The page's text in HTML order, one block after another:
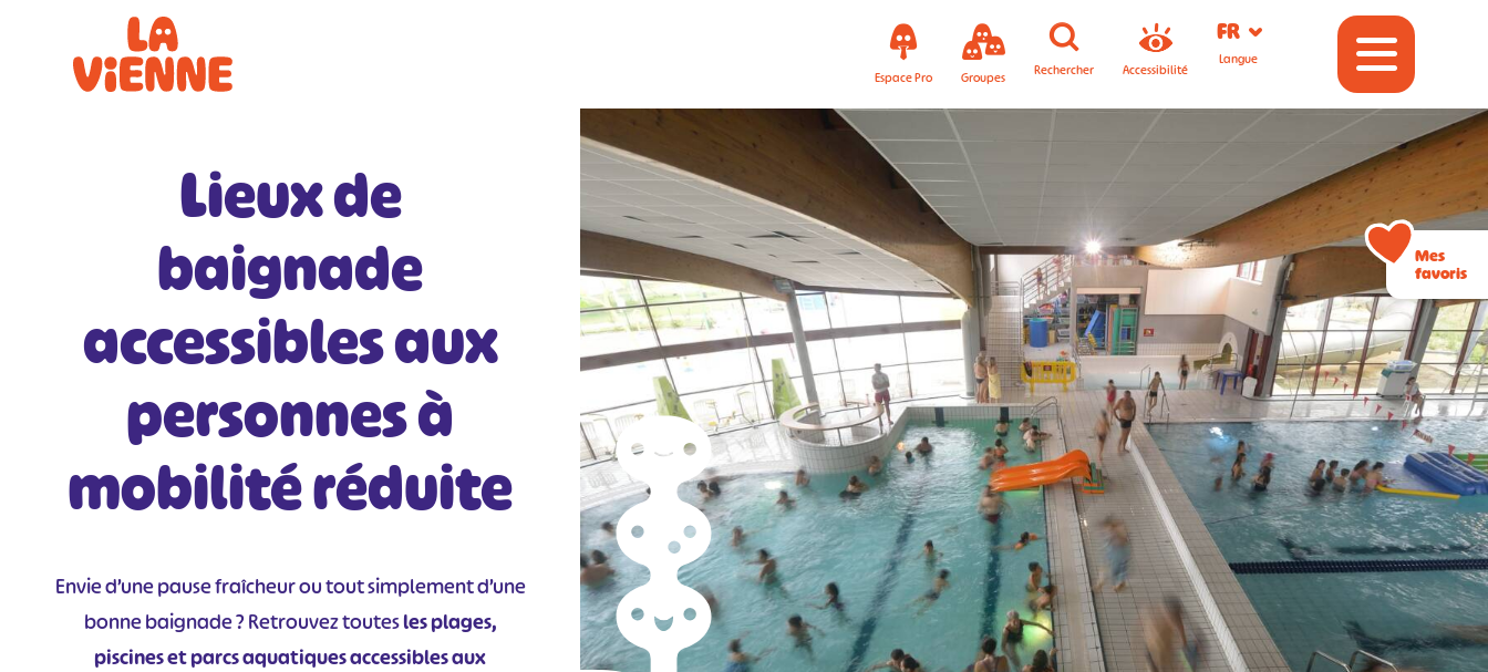
Espace Pro Groupes Rechercher Accessibilité
FR
Langue
Lieux de
baignade
accessibles aux
personnes à
mobilité réduite
Envie d’une pause fraîcheur ou tout simplement d’une
bonne baignade ? Retrouvez toutesles plages,
piscines et parcs aquatiques accessibles aux
Mes
favoris
Panneau de gestion des cookies